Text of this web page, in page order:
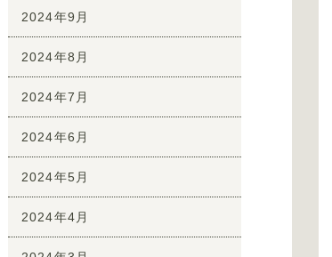
2024年9月
2024年8月
2024年7月
2024年6月
2024年5月
2024年4月